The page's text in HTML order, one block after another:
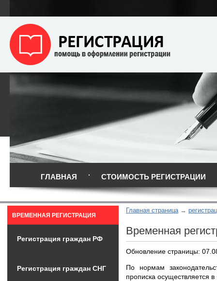
ГЛАВНАЯ СТОИМОСТЬ РЕГИСТРАЦИИ
Главная страница
Временная
Обновление страницы:
По нормам
прописка осуществляется
ВРЕМЕННАЯ РЕГИСТРАЦИЯ
Регистрация граждан РФ
Регистрация граждан СНГ